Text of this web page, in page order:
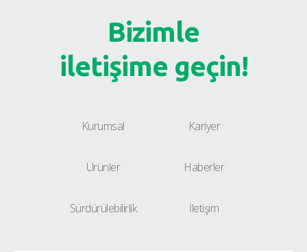
Bizimle
iletişime geçin!
Kurumsal
Ürünler
Sürdürülebilirlik
Kariyer
Haberler
İletişim